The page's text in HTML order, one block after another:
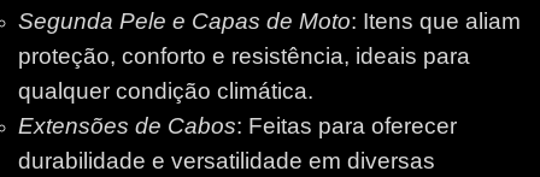
Segunda Pele e Capas de Moto: Itens que aliam
proteção, conforto e resistência, ideais para
qualquer condição climática.
Extensões de Cabos: Feitas para oferecer
durabilidade e versatilidade em diversas